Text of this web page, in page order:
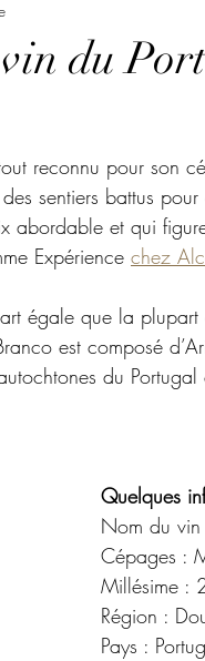
du
reconnu pour son
sentiers battus
abordable et qui
Expérience chez
égale que la plupart
est composé
du
Quelques
Nom du vin
Cépages :
Millésime :
Région :
Pays :